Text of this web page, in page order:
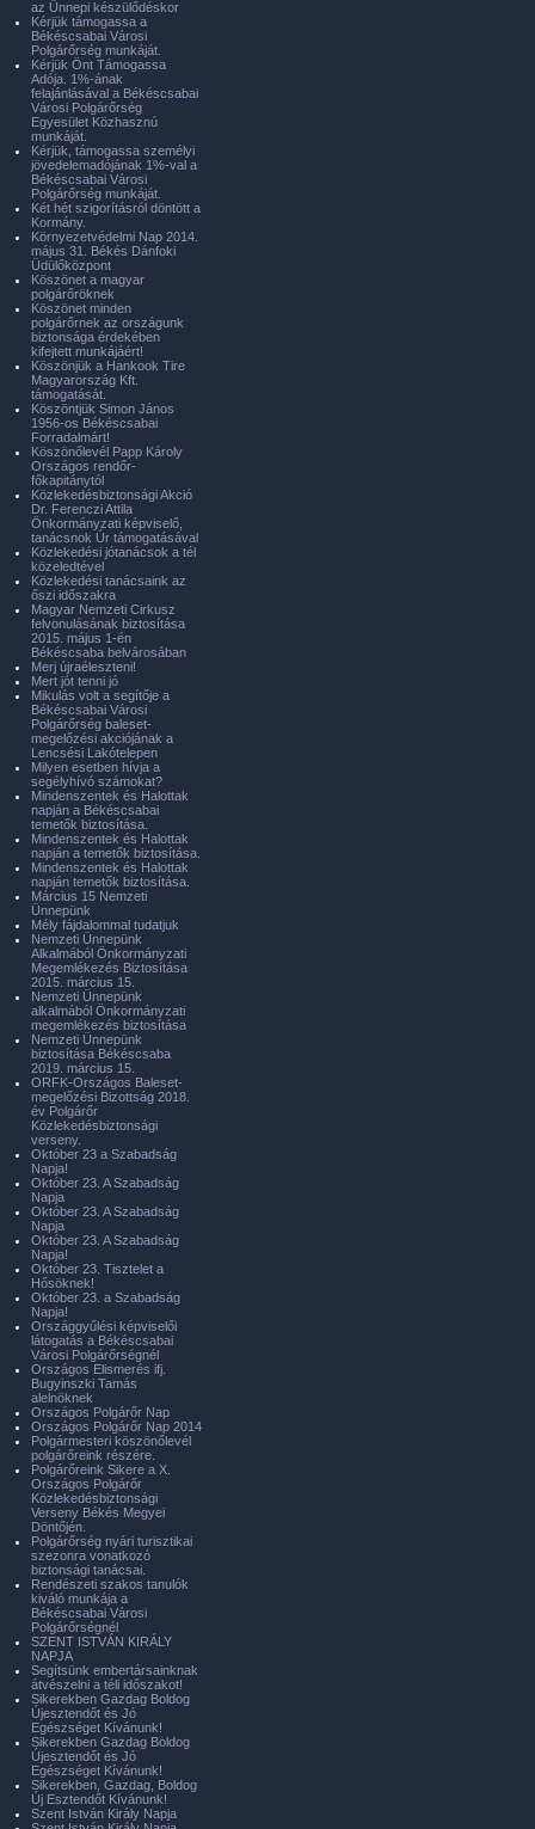
az Ünnepi készülődéskor
Kérjük támogassa a
Békéscsabai Városi
Polgárőrség munkáját.
Kérjük Önt Támogassa
Adója. 1%-ának
felajánlásával a Békéscsabai
Városi Polgárőrség
Egyesület Közhasznú
munkáját.
Kérjük, támogassa személyi
jövedelemadójának 1%-val a
Békéscsabai Városi
Polgárőrség munkáját.
Két hét szigorításról döntött a
Kormány.
Környezetvédelmi Nap 2014.
május 31. Békés Dánfoki
Üdülőközpont
Köszönet a magyar
polgárőröknek
Köszönet minden
polgárőrnek az országunk
biztonsága érdekében
kifejtett munkájáért!
Köszönjük a Hankook Tire
Magyarország Kft.
támogatását.
Köszöntjük Simon János
1956-os Békéscsabai
Forradalmárt!
Köszönőlevél Papp Károly
Országos rendőr-
főkapitánytól
Közlekedésbiztonsági Akció
Dr. Ferenczi Attila
Önkormányzati képviselő,
tanácsnok Úr támogatásával
Közlekedési jótanácsok a tél
közeledtével
Közlekedési tanácsaink az
őszi időszakra
Magyar Nemzeti Cirkusz
felvonulásának biztosítása
2015. május 1-én
Békéscsaba belvárosában
Merj újraéleszteni!
Mert jót tenni jó
Mikulás volt a segítője a
Békéscsabai Városi
Polgárőrség baleset-
megelőzési akciójának a
Lencsési Lakótelepen
Milyen esetben hívja a
segélyhívó számokat?
Mindenszentek és Halottak
napján a Békéscsabai
temetők biztosítása.
Mindenszentek és Halottak
napján a temetők biztosítása.
Mindenszentek és Halottak
napján temetők biztosítása.
Március 15 Nemzeti
Ünnepünk
Mély fájdalommal tudatjuk
Nemzeti Ünnepünk
Alkalmából Önkormányzati
Megemlékezés Biztosítása
2015. március 15.
Nemzeti Ünnepünk
alkalmából Önkormányzati
megemlékezés biztosítása
Nemzeti Ünnepünk
biztosítása Békéscsaba
2019. március 15.
ORFK-Országos Baleset-
megelőzési Bizottság 2018.
év Polgárőr
Közlekedésbiztonsági
verseny.
Október 23 a Szabadság
Napja!
Október 23. A Szabadság
Napja
Október 23. A Szabadság
Napja
Október 23. A Szabadság
Napja!
Október 23. Tisztelet a
Hősöknek!
Október 23. a Szabadság
Napja!
Országgyűlési képviselői
látogatás a Békéscsabai
Városi Polgárőrségnél
Országos Elismerés ifj.
Bugyinszki Tamás
alelnöknek
Országos Polgárőr Nap
Országos Polgárőr Nap 2014
Polgármesteri köszönőlevél
polgárőreink részére.
Polgárőreink Sikere a X.
Országos Polgárőr
Közlekedésbiztonsági
Verseny Békés Megyei
Döntőjén.
Polgárőrség nyári turisztikai
szezonra vonatkozó
biztonsági tanácsai.
Rendészeti szakos tanulók
kiváló munkája a
Békéscsabai Városi
Polgárőrségnél
SZENT ISTVÁN KIRÁLY
NAPJA
Segítsünk embertársainknak
átvészelni a téli időszakot!
Sikerekben Gazdag Boldog
Újesztendőt és Jó
Egészséget Kívánunk!
Sikerekben Gazdag Boldog
Újesztendőt és Jó
Egészséget Kívánunk!
Sikerekben, Gazdag, Boldog
Új Esztendőt Kívánunk!
Szent István Király Napja